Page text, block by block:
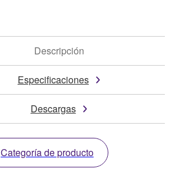
Descripción
Especificaciones
Descargas
Categoría de producto